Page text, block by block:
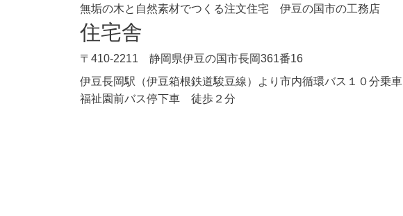
無垢の木と自然素材でつくる注文住宅 伊豆の国市の工務店
住宅舎
〒410-2211 静岡県伊豆の国市長岡361番16
伊豆長岡駅（伊豆箱根鉄道駿豆線）より市内循環バス１０分乗車
福祉園前バス停下車 徒歩２分